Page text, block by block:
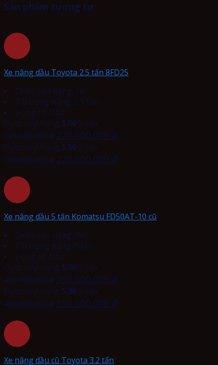
Sản phẩm tương tự
Xe nâng dầu Toyota 2.5 tấn 8FD25
Chiều cao nâng: 3m
Tải trọng nâng: 2,5 tấn
Động cơ: Dầu
Được xếp hạng 5.00 5 sao
225,000,000₫ 220,000,000 ₫
Được xếp hạng 5.00 5 sao
225,000,000₫ 220,000,000 ₫
Xe nâng dầu 5 tấn Komatsu FD50AT-10 cũ
Chiều cao nâng: 3m
Tải trọng nâng: 5 tấn
Động cơ: Dầu
Được xếp hạng 5.00 5 sao
456,000,000₫ 350,000,000 ₫
Được xếp hạng 5.00 5 sao
456,000,000₫ 350,000,000 ₫
Xe nâng dầu cũ Toyota 3.2 tấn